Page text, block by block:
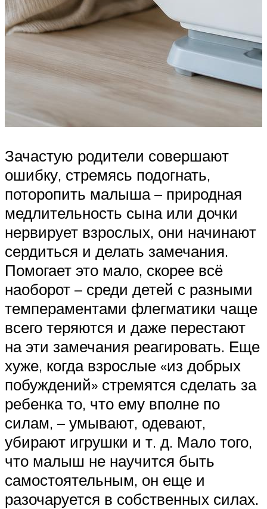
Зачастую родители совершают
ошибку, стремясь подогнать,
поторопить малыша – природная
медлительность сына или дочки
нервирует взрослых, они начинают
сердиться и делать замечания.
Помогает это мало, скорее всё
наоборот – среди детей с разными
темпераментами флегматики чаще
всего теряются и даже перестают
на эти замечания реагировать. Еще
хуже, когда взрослые «из добрых
побуждений» стремятся сделать за
ребенка то, что ему вполне по
силам, – умывают, одевают,
убирают игрушки и т. д. Мало того,
что малыш не научится быть
самостоятельным, он еще и
разочаруется в собственных силах.